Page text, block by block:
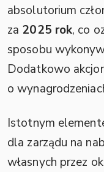
absolutorium
za 2025 rok, co
sposobu
Dodatkowo
o
Istotnym
dla zarządu na
własnych przez